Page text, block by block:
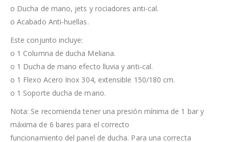
o Ducha de mano, jets y rociadores anti-cal.
o Acabado Anti-huellas.
Este conjunto incluye:
o 1 Columna de ducha Meliana.
o 1 Ducha de mano efecto lluvia y anti-cal.
o 1 Flexo Acero Inox 304, extensible 150/180 cm.
o 1 Soporte ducha de mano.
Nota: Se recomienda tener una presión mínima de 1 bar y
máxima de 6 bares para el correcto
funcionamiento del panel de ducha. Para una correcta